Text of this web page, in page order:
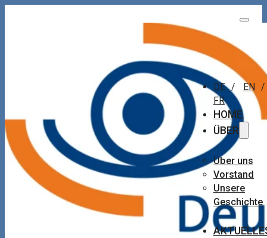
DE / EN
/
FR
HOME
ÜBER
Über uns
Vorstand
Unsere
Geschichte